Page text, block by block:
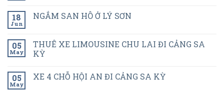
18
Jun
NGẮM SAN HÔ Ở LÝ SƠN
05
May
THUÊ XE LIMOUSINE CHU LAI ĐI CẢNG SA
KỲ
05
May
XE 4 CHỖ HỘI AN ĐI CẢNG SA KỲ